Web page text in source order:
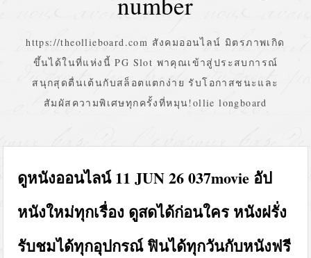
https://theollieboard.com สังคมออนไลน์ มิตรภาพเกิด
ขึ้นได้ในที่แห่งนี้ PG Slot พาคุณเข้าสู่ประสบการณ์
สนุกสุดตื่นเต้นกับสล็อตแตกง่าย รับโอกาสชนะและ
สัมผัสความพิเศษทุกครั้งที่หมุน!ollie longboard
ดูหนังออนไลน์ 11 JUN 26 037movie อัป
หนังใหม่ทุกเรื่อง ดูสดได้ก่อนใคร หนังฝรั่ง
รับชมได้ทุกอุปกรณ์ ฟินได้ทุกวันกับหนังฟรี